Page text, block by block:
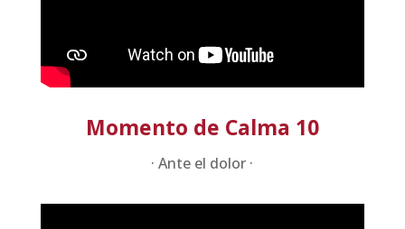
Momento de Calma 10
· Ante el dolor ·